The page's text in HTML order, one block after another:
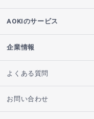
AOKIのサービス
企業情報
よくある質問
お問い合わせ